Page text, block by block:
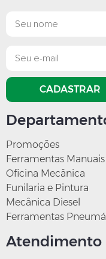
CADASTRAR
Promoções
Ferramentas Manuais
Oficina Mecânica
Funilaria e Pintura
Mecânica Diesel
Ferramentas
Atendimento